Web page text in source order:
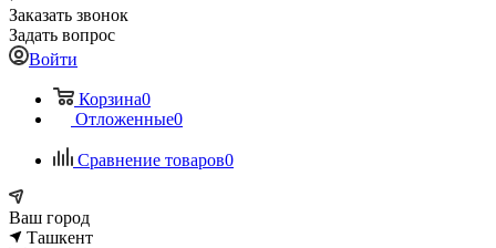
Заказать звонок
Задать вопрос
Войти
Корзина0
Отложенные0
Сравнение товаров0
Ваш город
Ташкент